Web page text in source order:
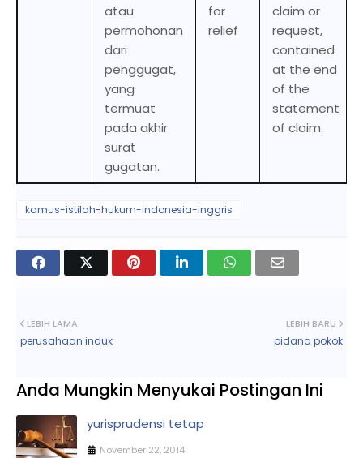
atau
permohonan
dari
penggugat,
yang
termuat
pada akhir
surat
gugatan.
for
relief
claim or
request,
contained
at the end
of the
statement
of claim.
kamus-istilah-hukum-indonesia-inggris
LEBIH BARU
pidana pokok
LEBIH LAMA
perusahaan induk
Anda Mungkin Menyukai Postingan Ini
yurisprudensi tetap
November 22, 2014